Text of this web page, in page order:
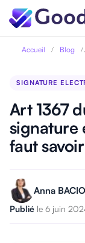
Accueil / Blog /
SIGNATURE
Art 1367
signature
faut savoir
Anna
Publié le 6 juin